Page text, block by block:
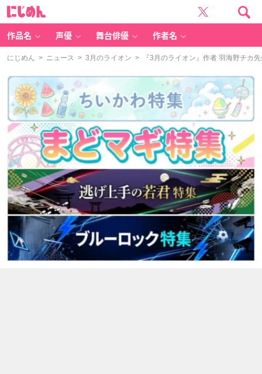
作品名 声優 舞台俳優 作者名
にじめん > ニュース > 3月のライオン > 『3月のライオン』作者 羽海野チカ